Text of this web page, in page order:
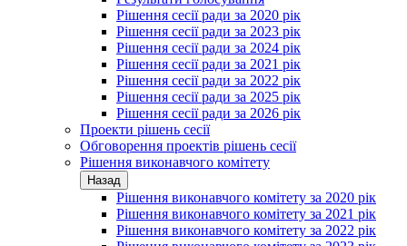
Рішення сесії ради за 2020 рік
Рішення сесії ради за 2023 рік
Рішення сесії ради за 2024 рік
Рішення сесії ради за 2021 рік
Рішення сесії ради за 2022 рік
Рішення сесії ради за 2025 рік
Рішення сесії ради за 2026 рік
Проекти рішень сесії
Обговорення проектів рішень сесії
Рішення виконавчого комітету
Назад
Рішення виконавчого комітету за 2020 рік
Рішення виконавчого комітету за 2021 рік
Рішення виконавчого комітету за 2022 рік